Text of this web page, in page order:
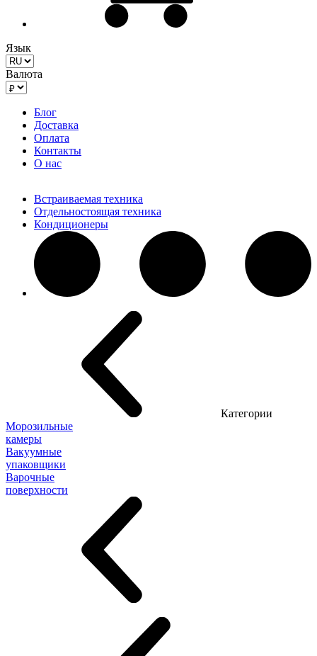
Язык
Валюта
Блог
Доставка
Оплата
Контакты
О нас
Встраиваемая техника
Отдельностоящая техника
Кондиционеры
Категории
Морозильные
камеры
Вакуумные
упаковщики
Варочные
поверхности